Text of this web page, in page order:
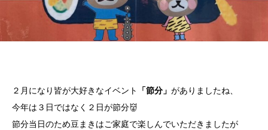
２月になり皆が大好きなイベント 「節分」 がありましたね、
今年は３日ではなく２日が節分👹
節分当日のため豆まきはご家庭で楽しんでいただきましたが